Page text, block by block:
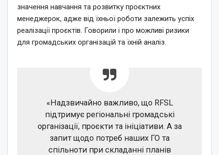
значення навчання та розвитку проєктних
менеджерок, адже від їхньої роботи залежить успіх
реалізації проєктів. Говорили і про можливі ризики
для громадських організацій та їхній аналіз.
«Надзвичайно важливо, що RFSL
підтримує регіональні громадські
організації, проєкти та ініціативи. А за
запит щодо потреб наших ГО та
спільноти при складанні планів